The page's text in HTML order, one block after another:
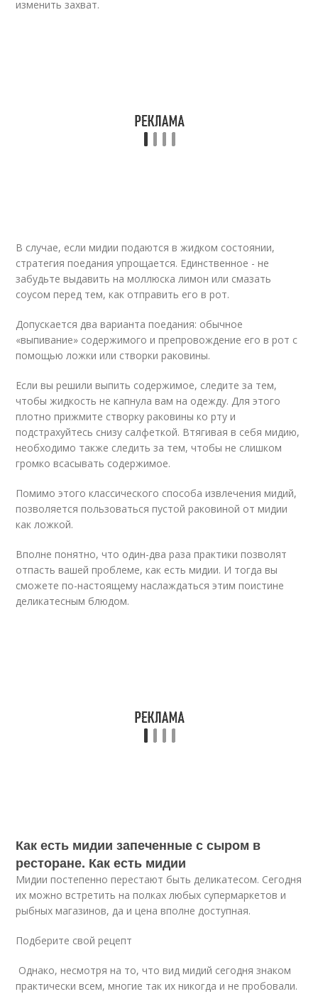
изменить захват.
В случае, если мидии подаются в жидком состоянии,
стратегия поедания упрощается. Единственное - не
забудьте выдавить на моллюска лимон или смазать
соусом перед тем, как отправить его в рот.
Допускается два варианта поедания: обычное
«выпивание» содержимого и препровождение его в рот с
помощью ложки или створки раковины.
Если вы решили выпить содержимое, следите за тем,
чтобы жидкость не капнула вам на одежду. Для этого
плотно прижмите створку раковины ко рту и
подстрахуйтесь снизу салфеткой. Втягивая в себя мидию,
необходимо также следить за тем, чтобы не слишком
громко всасывать содержимое.
Помимо этого классического способа извлечения мидий,
позволяется пользоваться пустой раковиной от мидии
как ложкой.
Вполне понятно, что один-два раза практики позволят
отпасть вашей проблеме, как есть мидии. И тогда вы
сможете по-настоящему наслаждаться этим поистине
деликатесным блюдом.
Как есть мидии запеченные с сыром в
ресторане. Как есть мидии
Мидии постепенно перестают быть деликатесом. Сегодня
их можно встретить на полках любых супермаркетов и
рыбных магазинов, да и цена вполне доступная.
Подберите свой рецепт
Однако, несмотря на то, что вид мидий сегодня знаком
практически всем, многие так их никогда и не пробовали.